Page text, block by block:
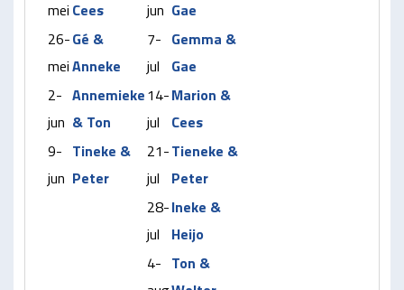
mei Cees
jun Gae
26-
mei
Gé &
Anneke
7-
jul
Gemma &
Gae
2-
jun
Annemieke
& Ton
14-
jul
Marion &
Cees
9-
jun
Tineke &
Peter
21-
jul
Tieneke &
Peter
28-
jul
Ineke &
Heijo
4- Ton &